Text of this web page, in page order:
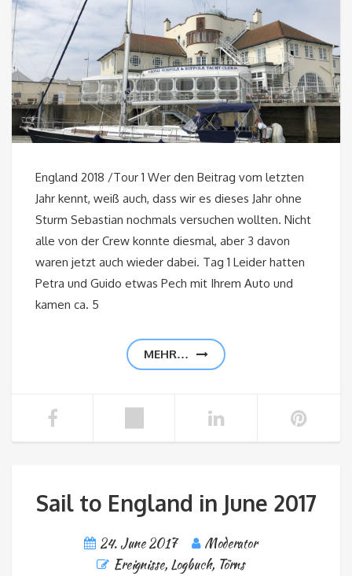
England 2018 /Tour 1 Wer den Beitrag vom letzten
Jahr kennt, weiß auch, dass wir es dieses Jahr ohne
Sturm Sebastian nochmals versuchen wollten. Nicht
alle von der Crew konnte diesmal, aber 3 davon
waren jetzt auch wieder dabei. Tag 1 Leider hatten
Petra und Guido etwas Pech mit Ihrem Auto und
kamen ca. 5
MEHR…
Sail to England in June 2017
24. June 2017
Moderator
Ereignisse, Logbuch, Törns